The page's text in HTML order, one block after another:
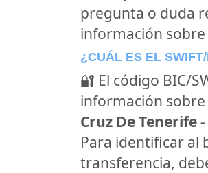
pregunta o duda
información
¿CUÁL ES EL
🔐 El código BIC/
información sobre
Cruz De Tenerife
Para identificar al
transferencia,